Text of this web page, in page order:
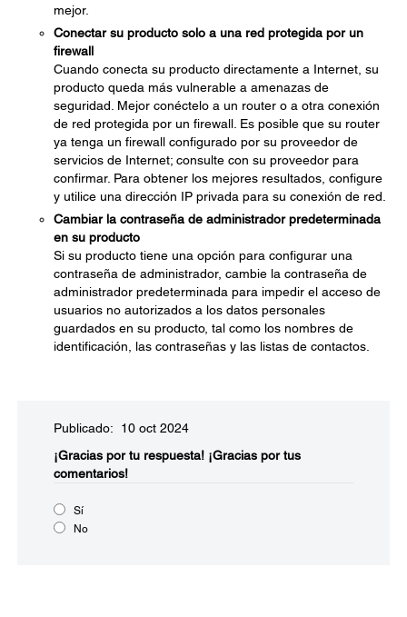
mejor.
Conectar su producto solo a una red protegida por un
firewall
Cuando conecta su producto directamente a Internet, su
producto queda más vulnerable a amenazas de
seguridad. Mejor conéctelo a un router o a otra conexión
de red protegida por un firewall. Es posible que su router
ya tenga un firewall configurado por su proveedor de
servicios de Internet; consulte con su proveedor para
confirmar. Para obtener los mejores resultados, configure
y utilice una dirección IP privada para su conexión de red.
Cambiar la contraseña de administrador predeterminada
en su producto
Si su producto tiene una opción para configurar una
contraseña de administrador, cambie la contraseña de
administrador predeterminada para impedir el acceso de
usuarios no autorizados a los datos personales
guardados en su producto, tal como los nombres de
identificación, las contraseñas y las listas de contactos.
Publicado: 10 oct 2024
¡Gracias por tu respuesta! ¡Gracias por tus
comentarios!
Sí
No